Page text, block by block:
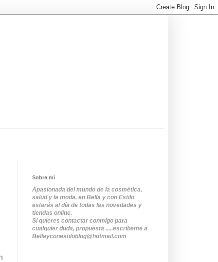
Sobre mi
Apasionada del mundo de la cosmética,
salud y la moda, en Bella y con Estilo
estarás al día de todas las novedades y
tiendas online.
Si quieres contactar conmigo para
cualquier duda, propuesta .....escríbeme a
Bellayconestiloblog@hotmail.com